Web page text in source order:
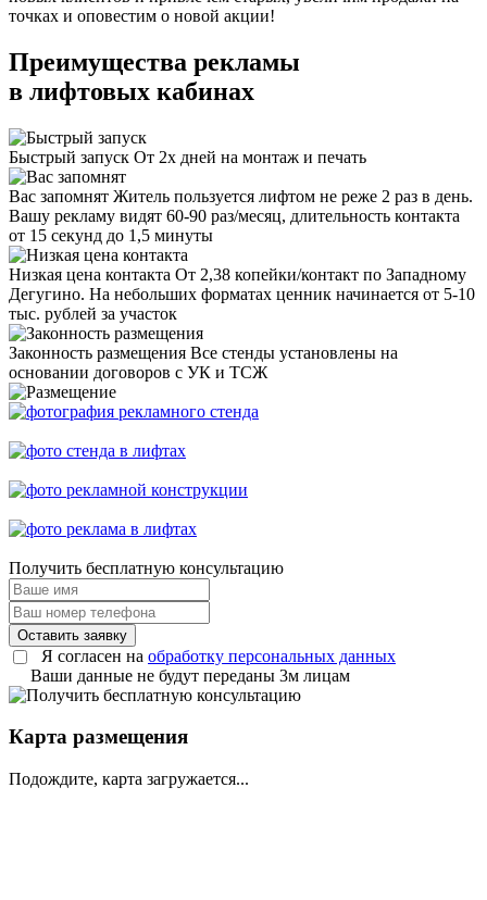
точках и оповестим о новой акции!
Преимущества рекламы
в лифтовых кабинах
Быстрый запуск От 2х дней на монтаж и печать
Вас запомнят Житель пользуется лифтом не реже 2 раз в день.
Вашу рекламу видят 60-90 раз/месяц, длительность контакта
от 15 секунд до 1,5 минуты
Низкая цена контакта От 2,38 копейки/контакт по Западному
Дегугино. На небольших форматах ценник начинается от 5-10
тыс. рублей за участок
Законность размещения Все стенды установлены на
основании договоров с УК и ТСЖ
Получить бесплатную консультацию
Оставить заявку
Я согласен на обработку персональных данных
Ваши данные не будут переданы 3м лицам
Карта размещения
Подождите, карта загружается...